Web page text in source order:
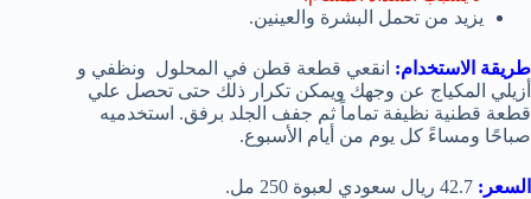
يزيد من تحمل البشرة والعينين.
طريقة الاستخدام: انقعي قطعة قطن في المحلول ونظفي و
أزيلي المكياج عن وجهك ويمكن تكرار ذلك حتى تحصل علي
قطعة قطنية نظيفة تماماً ثم جفف الجلد برفق. استخدميه
صباحًا ومساءً كل يوم من أيام الأسبوع.
السعر: